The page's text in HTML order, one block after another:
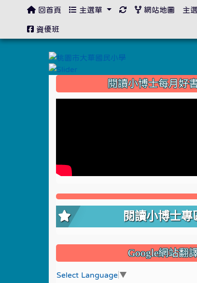
::: 閱讀小博士每月好
閱讀小博士專
Google網站翻
Select Language ▼
回首頁 主選單 網站地圖 主
資優班